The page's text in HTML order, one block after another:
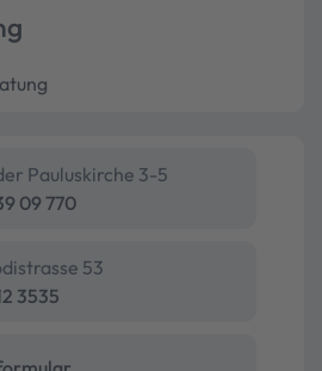
Pauluskirche 3-5
09 770
53
3535